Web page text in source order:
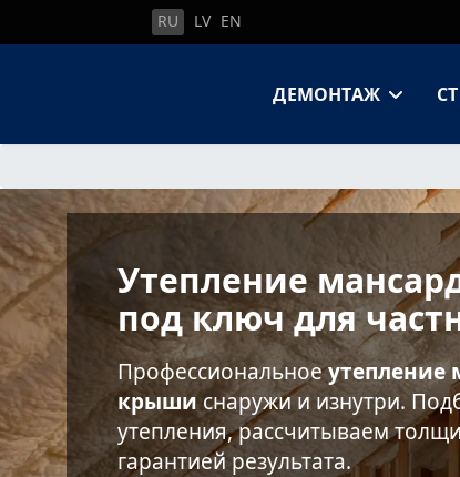
RU LV EN
ДЕМОНТАЖ
Утепление
под ключ для
Профессиональноеутепление
крыши снаружи и изнутри.
утепления, рассчитываем
гарантией результата.